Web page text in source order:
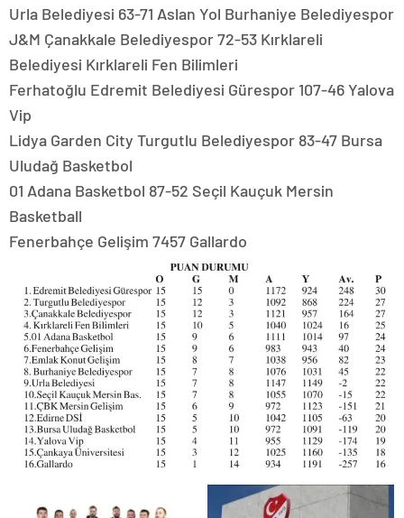
Urla Belediyesi 63-71 Aslan Yol Burhaniye Belediyespor
J&M Çanakkale Belediyespor 72-53 Kırklareli
Belediyesi Kırklareli Fen Bilimleri
Ferhatoğlu Edremit Belediyesi Gürespor 107-46 Yalova
Vip
Lidya Garden City Turgutlu Belediyespor 83-47 Bursa
Uludağ Basketbol
01 Adana Basketbol 87-52 Seçil Kauçuk Mersin
Basketball
Fenerbahçe Gelişim 7457 Gallardo